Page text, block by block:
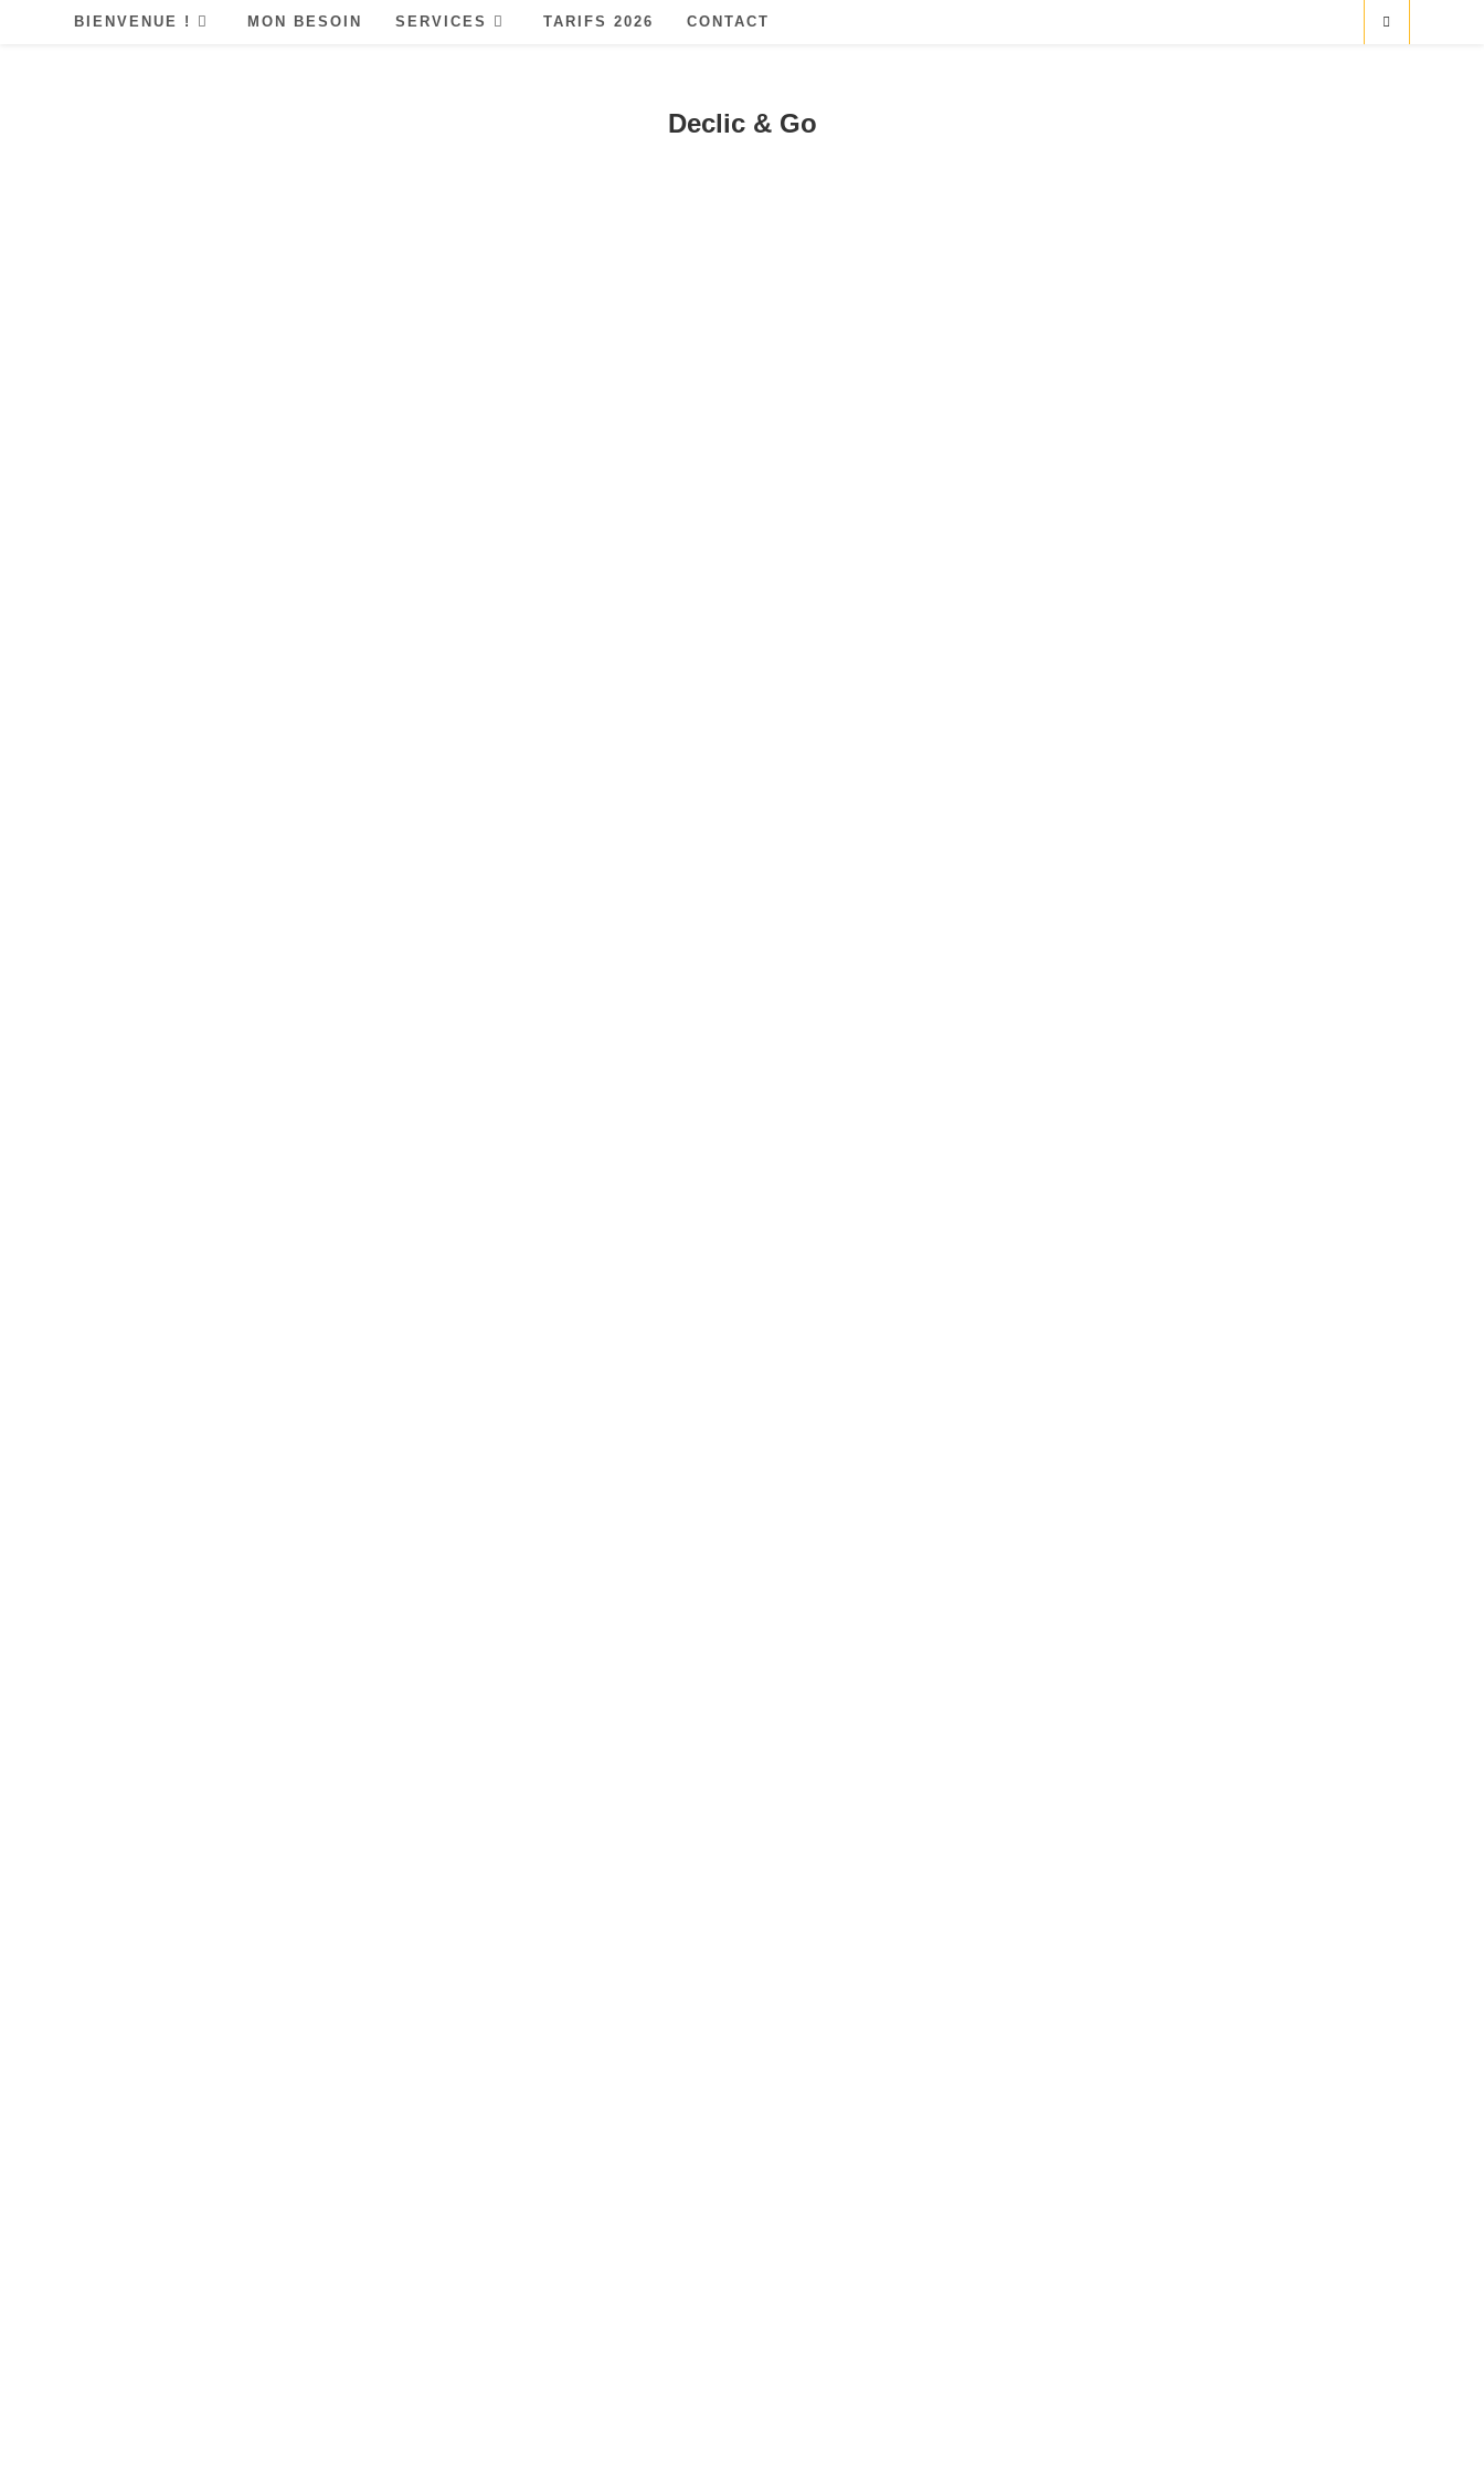
BIENVENUE ! MON BESOIN SERVICES TARIFS 2026 CONTACT
Declic & Go